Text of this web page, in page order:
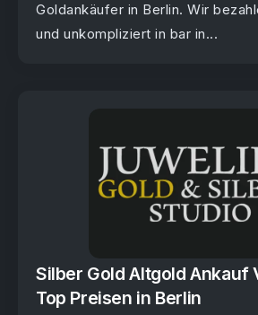
Goldankäufer in Berlin. Wir
und unkompliziert in bar in...
Silber Gold Altgold Ankauf
Top Preisen in Berlin